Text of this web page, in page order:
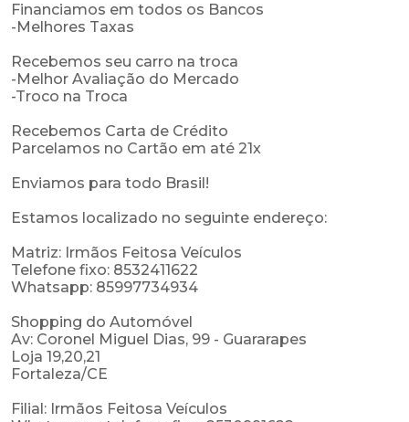
Financiamos em todos os Bancos
-Melhores Taxas
Recebemos seu carro na troca
-Melhor Avaliação do Mercado
-Troco na Troca
Recebemos Carta de Crédito
Parcelamos no Cartão em até 21x
Enviamos para todo Brasil!
Estamos localizado no seguinte endereço:
Matriz: Irmãos Feitosa Veículos
Telefone fixo: 8532411622
Whatsapp: 85997734934
Shopping do Automóvel
Av: Coronel Miguel Dias, 99 - Guararapes
Loja 19,20,21
Fortaleza/CE
Filial: Irmãos Feitosa Veículos